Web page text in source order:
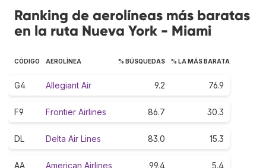
Ranking de aerolíneas más baratas
en la ruta Nueva York - Miami
CÓDIGO AEROLÍNEA % BÚSQUEDAS % LA MÁS BARATA
G4 Allegiant Air 9.2 76.9
F9 Frontier Airlines 86.7 30.3
DL Delta Air Lines 83.0 15.3
AA American Airlines 99.4 5.4